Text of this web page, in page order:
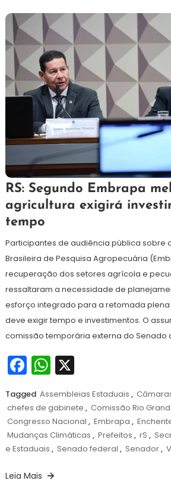
16
julho
de
Redação
RS: Segundo Embrapa
agricultura exigirá
tempo
Participantes de audiência pública sobre
Brasileira de Pesquisa Agropecuária
recuperação dos setores agrícola e
ressaltaram a necessidade de
esforço integrado para a retomada
deve exigir tempo e investimentos. O
comissão temporária externa do
Facebook
WhatsApp
X
Tagged Assembleias Estaduais ,
chefes de gabinete , Comissão Rio
Congresso Nacional , Embrapa ,
Mudanças Climáticas , Prefeitos , rS ,
e Estaduais , Senado federal , Senador,
Leia Mais